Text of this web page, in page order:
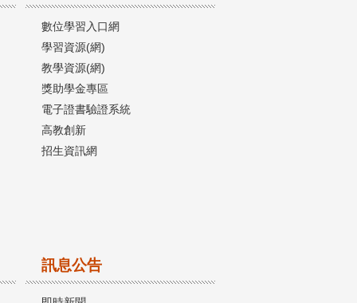
數位學習入口網
學習資源(網)
教學資源(網)
獎助學金專區
電子證書驗證系統
高教創新
招生資訊網
訊息公告